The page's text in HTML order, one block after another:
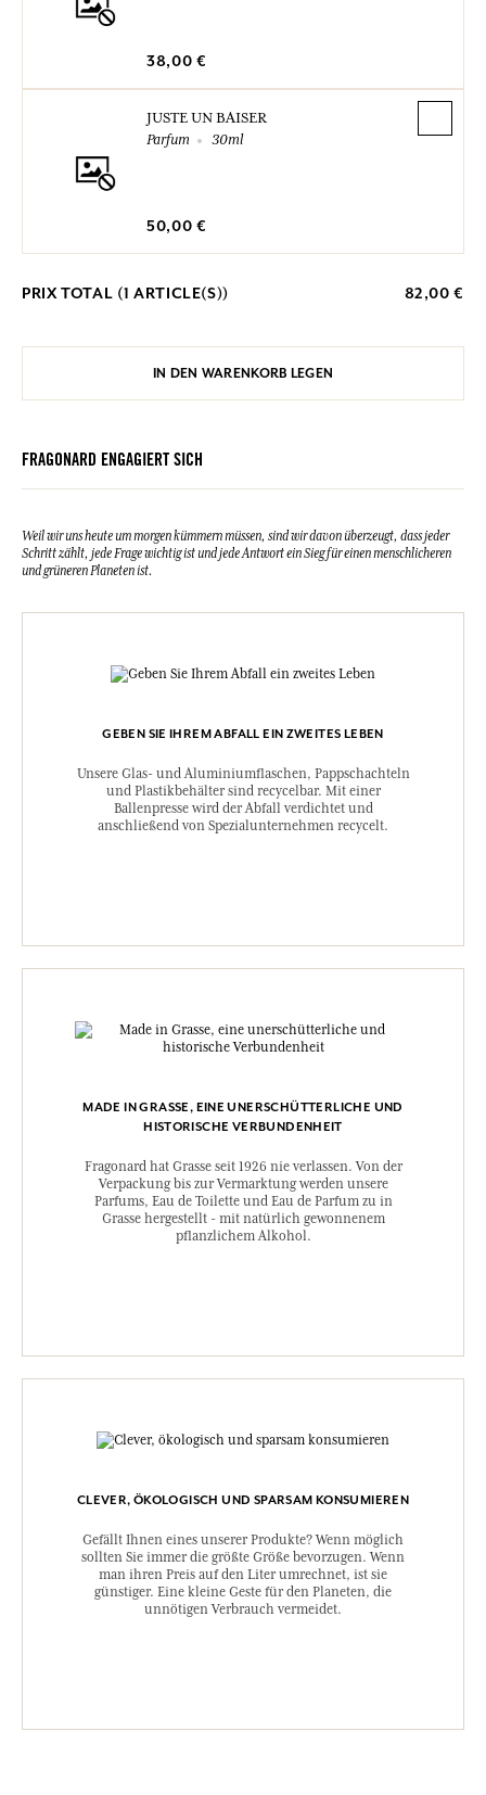
38,00 €
JUSTE UN BAISER
Parfum
30ml
50,00 €
PRIX TOTAL (1 ARTICLE(S)) 82,00 €
IN DEN WARENKORB LEGEN
FRAGONARD ENGAGIERT SICH
Weil wir uns heute um morgen kümmern müssen, sind wir davon überzeugt, dass jeder
Schritt zählt, jede Frage wichtig ist und jede Antwort ein Sieg für einen menschlicheren
und grüneren Planeten ist.
GEBEN SIE IHREM ABFALL EIN ZWEITES LEBEN
Unsere Glas- und Aluminiumflaschen, Pappschachteln
und Plastikbehälter sind recycelbar. Mit einer
Ballenpresse wird der Abfall verdichtet und
anschließend von Spezialunternehmen recycelt.
MADE IN GRASSE, EINE UNERSCHÜTTERLICHE UND
HISTORISCHE VERBUNDENHEIT
Fragonard hat Grasse seit 1926 nie verlassen. Von der
Verpackung bis zur Vermarktung werden unsere
Parfums, Eau de Toilette und Eau de Parfum zu in
Grasse hergestellt - mit natürlich gewonnenem
pflanzlichem Alkohol.
CLEVER, ÖKOLOGISCH UND SPARSAM KONSUMIEREN
Gefällt Ihnen eines unserer Produkte? Wenn möglich
sollten Sie immer die größte Größe bevorzugen. Wenn
man ihren Preis auf den Liter umrechnet, ist sie
günstiger. Eine kleine Geste für den Planeten, die
unnötigen Verbrauch vermeidet.